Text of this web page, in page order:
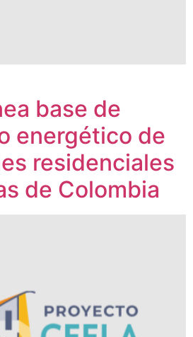
base de
energético de
residenciales
de Colombia